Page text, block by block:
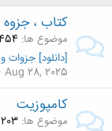
کتاب ، جزوه
موضوع ها
[دانلود] جزوات
Aug 28, 2025
کامپوزیت
موضوع ها 203